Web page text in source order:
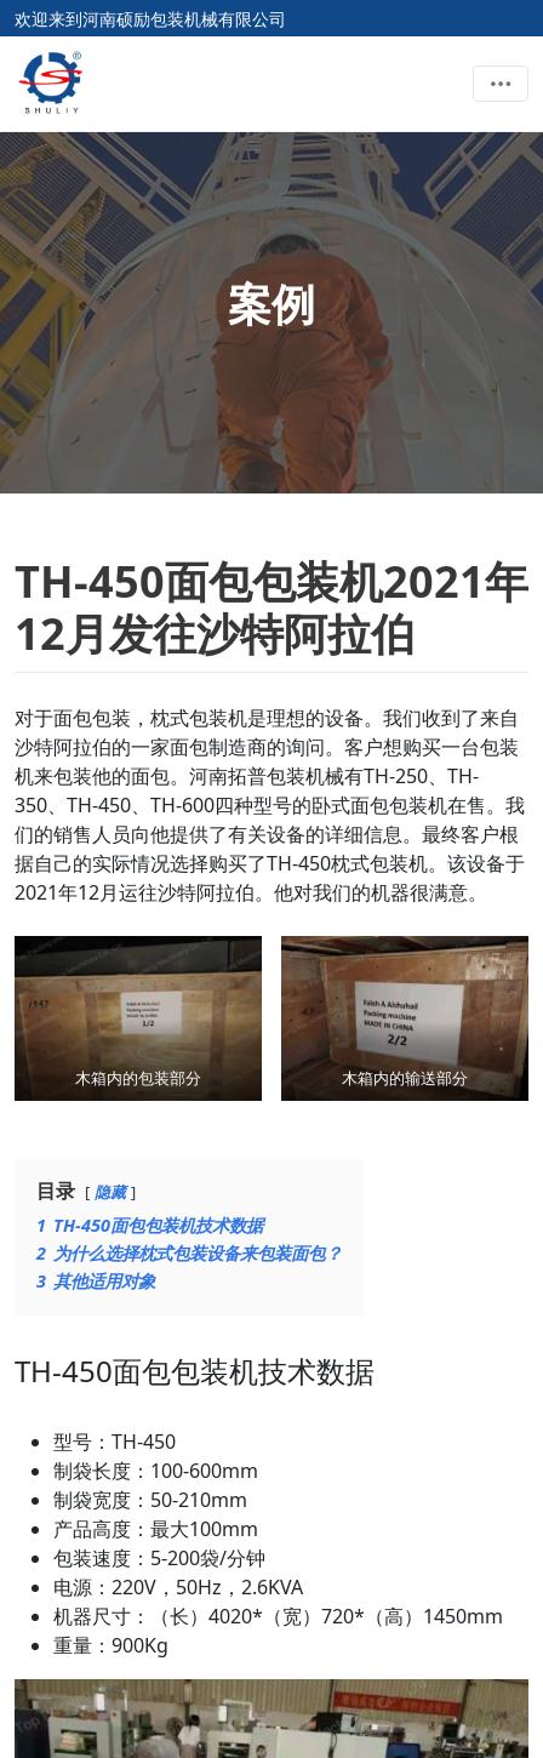
欢迎来到河南硕励包装机械有限公司
案例
TH-450面包包装机2021年
12月发往沙特阿拉伯
对于面包包装，枕式包装机是理想的设备。我们收到了来自
沙特阿拉伯的一家面包制造商的询问。客户想购买一台包装
机来包装他的面包。河南拓普包装机械有TH-250、TH-
350、TH-450、TH-600四种型号的卧式面包包装机在售。我
们的销售人员向他提供了有关设备的详细信息。最终客户根
据自己的实际情况选择购买了TH-450枕式包装机。该设备于
2021年12月运往沙特阿拉伯。他对我们的机器很满意。
木箱内的包装部分 木箱内的输送部分
目录 隐藏
1 TH-450面包包装机技术数据
2 为什么选择枕式包装设备来包装面包？
3 其他适用对象
TH-450面包包装机技术数据
型号：TH-450
制袋长度：100-600mm
制袋宽度：50-210mm
产品高度：最大100mm
包装速度：5-200袋/分钟
电源：220V，50Hz，2.6KVA
机器尺寸：（长）4020*（宽）720*（高）1450mm
重量：900Kg